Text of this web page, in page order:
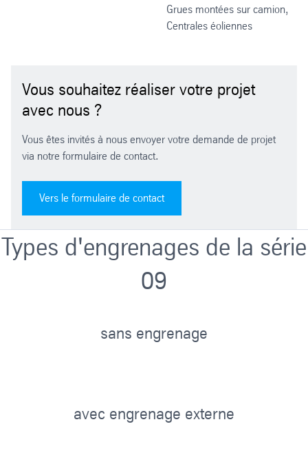
Grues montées sur camion,
Centrales éoliennes
Vous souhaitez réaliser votre projet
avec nous ?
Vous êtes invités à nous envoyer votre demande de projet
via notre formulaire de contact.
Vers le formulaire de contact
Types d'engrenages de la série
09
sans engrenage
avec engrenage externe